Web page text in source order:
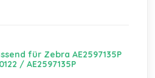
für Zebra AE2597135P
/ AE2597135P